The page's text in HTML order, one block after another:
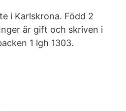
i Karlskrona. Född 2
är gift och skriven i
1 lgh 1303.